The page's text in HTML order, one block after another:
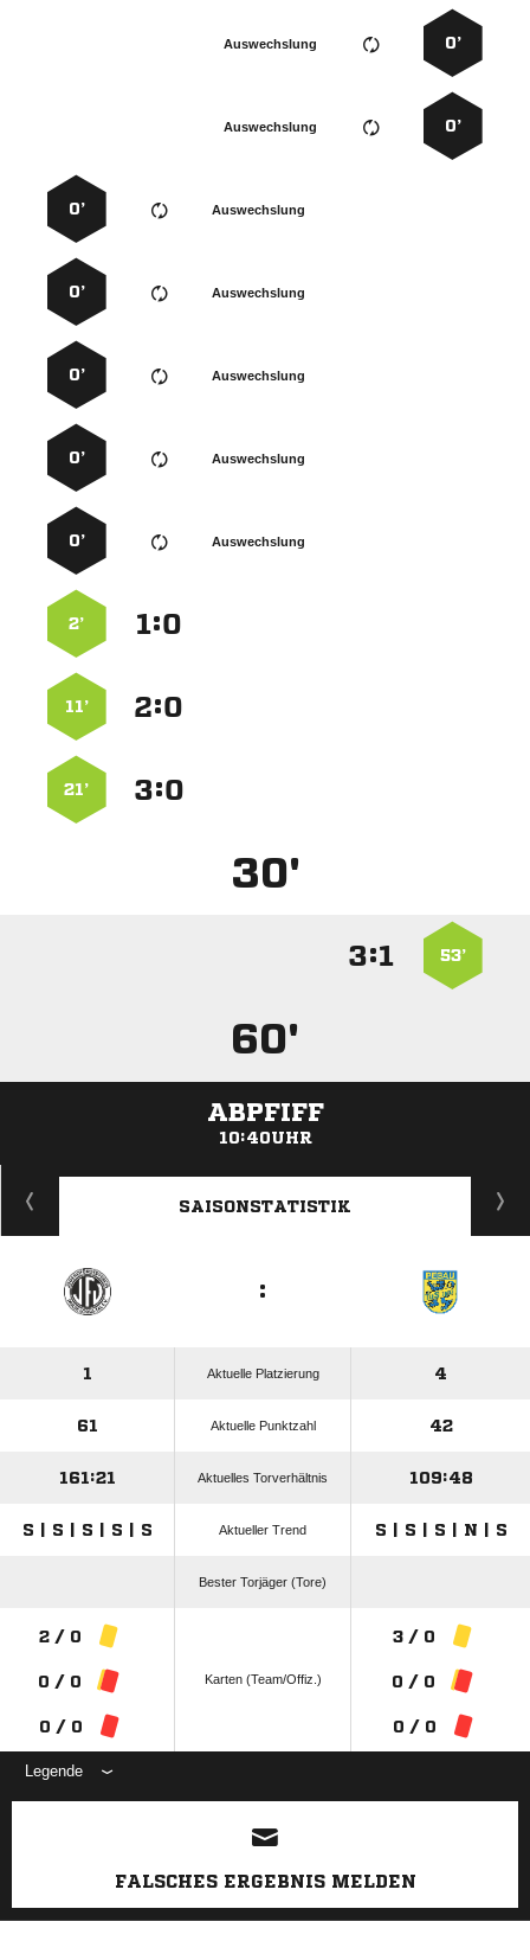
0’
Auswechslung
0’
Auswechslung
Auswechslung
0’
Auswechslung
0’
Auswechslung
0’
Auswechslung
0’
Auswechslung
0’
:
2’
:
11’
:
21’
30'
53’
:
60'
ABPFIFF
10:40UHR
ANZEIGE
SAISONSTATISTIK
:
1 Aktuelle Platzierung 4
61 Aktuelle Punktzahl 42
161:21 Aktuelles Torverhältnis 109:48
S | S | S | S | S Aktueller Trend S | S | S | N | S
Bester Torjäger (Tore)
2 / 0
0 / 0
0 / 0
Karten (Team/Offiz.)
3 / 0
0 / 0
0 / 0
Legende
ANZEIGE
FALSCHES ERGEBNIS MELDEN